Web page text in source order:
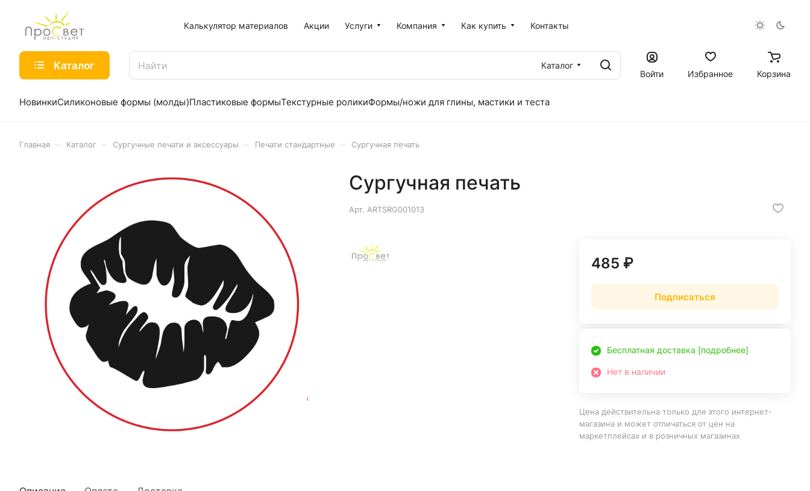
Калькулятор материалов Акции Услуги Компания Как купить Контакты
Каталог
Каталог
Войти
Избранное Корзина
НовинкиСиликоновые формы (молды)Пластиковые формыТекстурные роликиФормы/ножи для глины, мастики и теста
Главная Каталог Сургучные печати и аксессуары Печати стандартные Сургучная печать
Сургучная печать
Арт. ARTSRG001013
485 ₽
Подписаться
Бесплатная доставка [подробнее]
Нет в наличии
Цена действительна только для этого интернет-
магазина и может отличаться от цен на
маркетплейсах и в розничных магазинах